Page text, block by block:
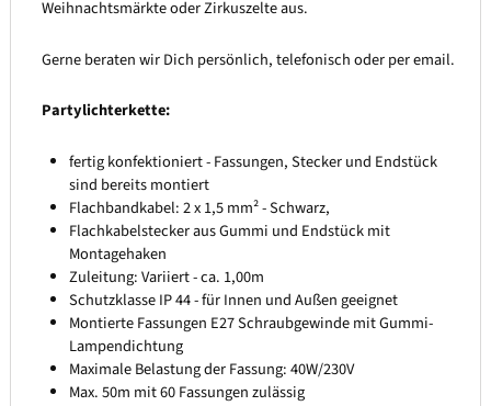
Weihnachtsmärkte oder Zirkuszelte aus.
Gerne beraten wir Dich persönlich, telefonisch oder per email.
Partylichterkette:
fertig konfektioniert - Fassungen, Stecker und Endstück
sind bereits montiert
Flachbandkabel: 2 x 1,5 mm² - Schwarz,
Flachkabelstecker aus Gummi und Endstück mit
Montagehaken
Zuleitung: Variiert - ca. 1,00m
Schutzklasse IP 44 - für Innen und Außen geeignet
Montierte Fassungen E27 Schraubgewinde mit Gummi-
Lampendichtung
Maximale Belastung der Fassung: 40W/230V
Max. 50m mit 60 Fassungen zulässig